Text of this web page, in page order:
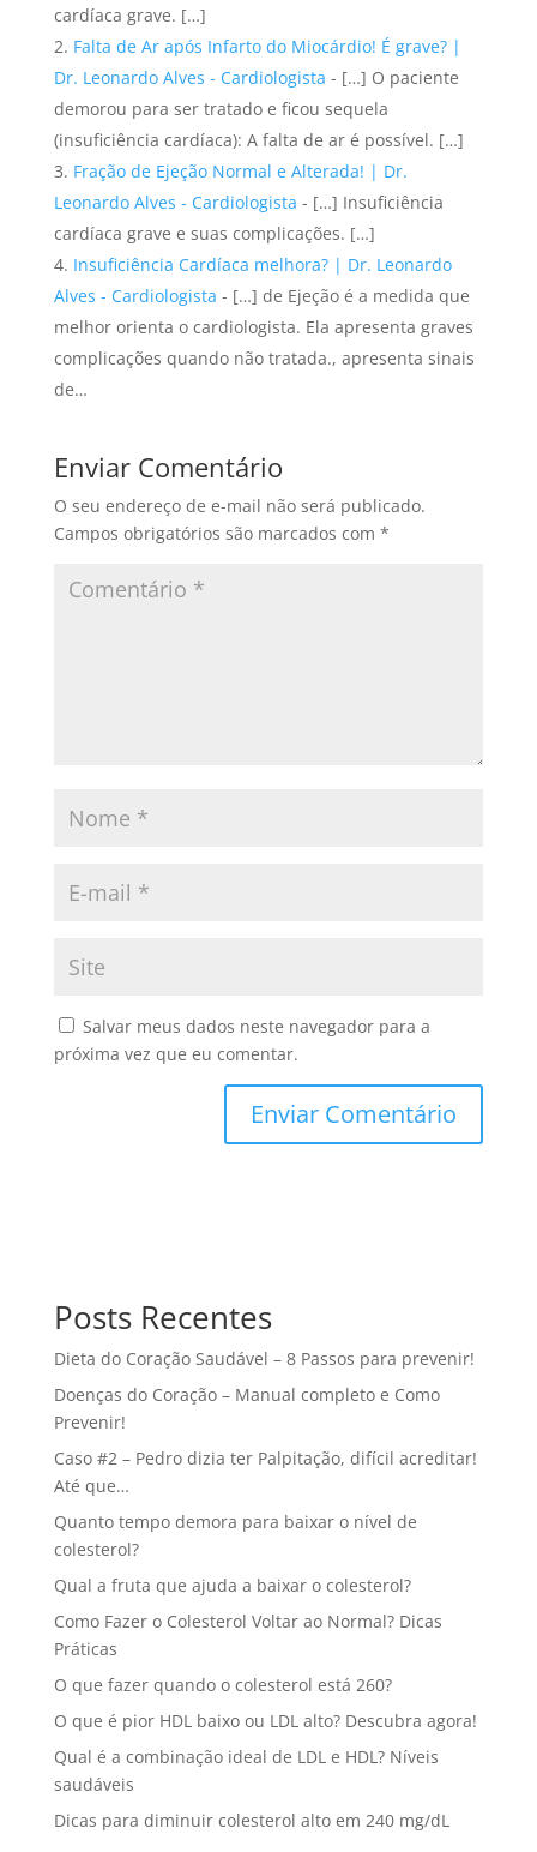
cardíaca grave. […]
Falta de Ar após Infarto do Miocárdio! É grave? |
Dr. Leonardo Alves - Cardiologista - […] O paciente
demorou para ser tratado e ficou sequela
(insuficiência cardíaca): A falta de ar é possível. […]
Fração de Ejeção Normal e Alterada! | Dr.
Leonardo Alves - Cardiologista - […] Insuficiência
cardíaca grave e suas complicações. […]
Insuficiência Cardíaca melhora? | Dr. Leonardo
Alves - Cardiologista - […] de Ejeção é a medida que
melhor orienta o cardiologista. Ela apresenta graves
complicações quando não tratada., apresenta sinais
de…
Enviar Comentário
O seu endereço de e-mail não será publicado.
Campos obrigatórios são marcados com *
Salvar meus dados neste navegador para a
próxima vez que eu comentar.
Posts Recentes
Dieta do Coração Saudável – 8 Passos para prevenir!
Doenças do Coração – Manual completo e Como
Prevenir!
Caso #2 – Pedro dizia ter Palpitação, difícil acreditar!
Até que…
Quanto tempo demora para baixar o nível de
colesterol?
Qual a fruta que ajuda a baixar o colesterol?
Como Fazer o Colesterol Voltar ao Normal? Dicas
Práticas
O que fazer quando o colesterol está 260?
O que é pior HDL baixo ou LDL alto? Descubra agora!
Qual é a combinação ideal de LDL e HDL? Níveis
saudáveis
Dicas para diminuir colesterol alto em 240 mg/dL